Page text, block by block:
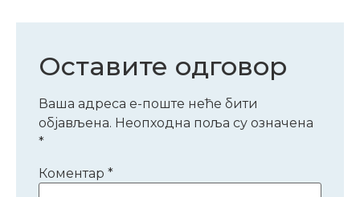
Оставите одговор
Ваша адреса е-поште неће бити
објављена. Неопходна поља су означена
*
Коментар *